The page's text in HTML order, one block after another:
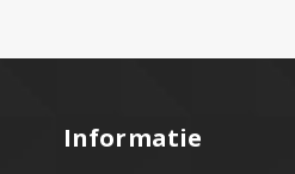
Informatie